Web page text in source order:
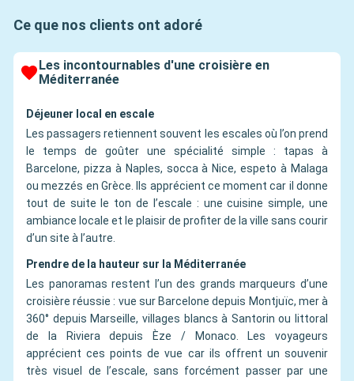
Ce que nos clients ont adoré
Les incontournables d'une croisière en
Méditerranée
Déjeuner local en escale
Les passagers retiennent souvent les escales où l’on prend
le temps de goûter une spécialité simple : tapas à
Barcelone, pizza à Naples, socca à Nice, espeto à Malaga
ou mezzés en Grèce. Ils apprécient ce moment car il donne
tout de suite le ton de l’escale : une cuisine simple, une
ambiance locale et le plaisir de profiter de la ville sans courir
d’un site à l’autre.
Prendre de la hauteur sur la Méditerranée
Les panoramas restent l’un des grands marqueurs d’une
croisière réussie : vue sur Barcelone depuis Montjuïc, mer à
360° depuis Marseille, villages blancs à Santorin ou littoral
de la Riviera depuis Èze / Monaco. Les voyageurs
apprécient ces points de vue car ils offrent un souvenir
très visuel de l’escale, sans forcément passer par une